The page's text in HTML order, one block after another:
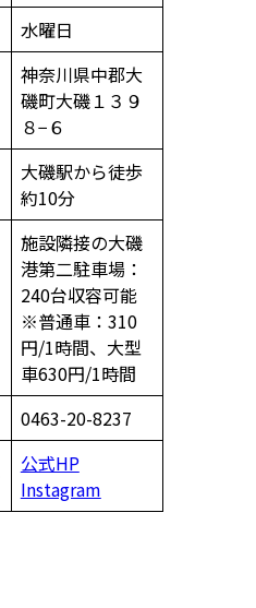
水曜日
神奈川県中郡大
磯町大磯１３９
８−６
大磯駅から徒歩
約10分
施設隣接の大磯
港第二駐車場：
240台収容可能
※普通車：310
円/1時間、大型
車630円/1時間
0463-20-8237
公式HP
Instagram